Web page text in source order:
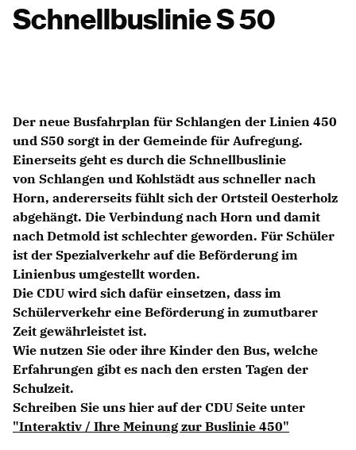
AUSSCHÜSSE & DRITTORGANISATIONEN
Mitglied werden
SPENDEN
Schnellbuslinie S 50
Der neue Busfahrplan für Schlangen der Linien 450
und S50 sorgt in der Gemeinde für Aufregung.
Einerseits geht es durch die Schnellbuslinie
von Schlangen und Kohlstädt aus schneller nach
Horn, andererseits fühlt sich der Ortsteil Oesterholz
abgehängt. Die Verbindung nach Horn und damit
nach Detmold ist schlechter geworden. Für Schüler
ist der Spezialverkehr auf die Beförderung im
Linienbus umgestellt worden.
Die CDU wird sich dafür einsetzen, dass im
Schülerverkehr eine Beförderung in zumutbarer
Zeit gewährleistet ist.
Wie nutzen Sie oder ihre Kinder den Bus, welche
Erfahrungen gibt es nach den ersten Tagen der
Schulzeit.
Schreiben Sie uns hier auf der CDU Seite unter
"Interaktiv / Ihre Meinung zur Buslinie 450"